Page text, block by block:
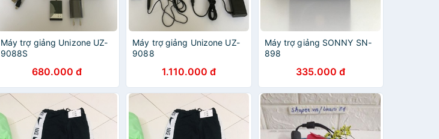
Máy trợ giảng Unizone UZ-
9088S
680.000 đ
Máy trợ giảng Unizone UZ-
9088
1.110.000 đ
Máy trợ giảng SONNY SN-
898
335.000 đ